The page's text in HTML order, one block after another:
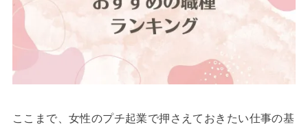
ここまで、女性のプチ起業で押さえておきたい仕事の基